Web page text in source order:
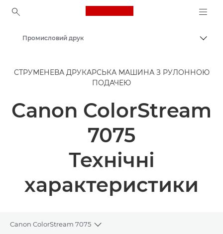
Canon Logo, back to
Рішення та послуги
Промисловий друк
СТРУМЕНЕВА ДРУКАРСЬКА МАШИНА З РУЛОННОЮ
ПОДАЧЕЮ
Canon ColorStream
7075
Технічні
характеристики
Canon ColorStream 7075
Toggle breadcrumbs